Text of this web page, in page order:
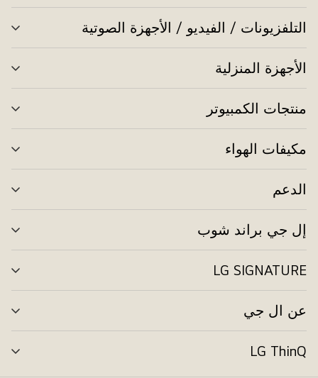
التلفزيونات / الفيديو / الأجهزة الصوتية
الأجهزة المنزلية
منتجات الكمبيوتر
مكيفات الهواء
الدعم
إل جي براند شوب
LG SIGNATURE
عن ال جي
LG ThinQ